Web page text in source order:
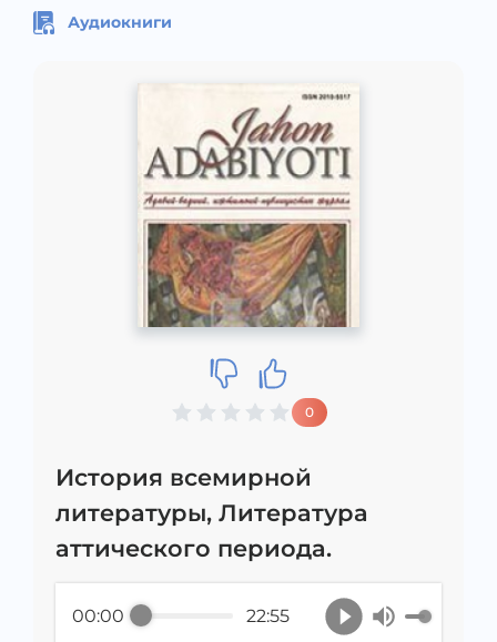
Аудиокниги
0
История всемирной
литературы, Литература
аттического периода.
00:00 22:55